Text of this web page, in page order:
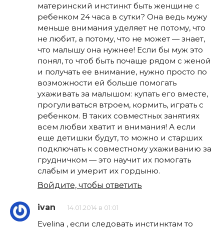
материнский инстинкт быть женщине с
ребенком 24 часа в сутки? Она ведь мужу
меньше внимания уделяет не потому, что
не любит, а потому, что не может — знает,
что малышу она нужнее! Если бы муж это
понял, то чтоб быть почаще рядом с женой
и получать ее внимание, нужно просто по
возможности ей больше помогать
ухаживать за малышом: купать его вместе,
прогуливаться втроем, кормить, играть с
ребенком. В таких совместных занятиях
всем любви хватит и внимания! А если
еще детишки будут, то можно и старших
подключать к совместному ухаживанию за
грудничком — это научит их помогать
слабым и умерит их гордыню.
Войдите, чтобы ответить
ivan 14.01.2014 в 01:01
Evelina , если следовать инстинктам то